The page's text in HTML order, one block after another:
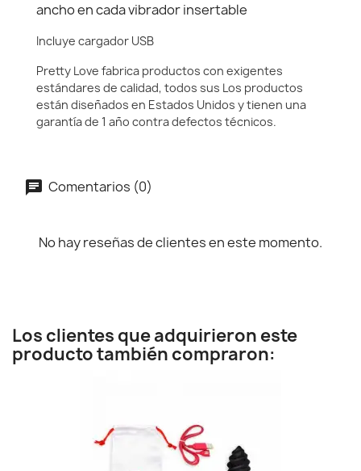
ancho en cada vibrador insertable
Incluye cargador USB
Pretty Love fabrica productos con exigentes
estándares de calidad, todos sus Los productos
están diseñados en Estados Unidos y tienen una
garantía de 1 año contra defectos técnicos.
Comentarios (0)
No hay reseñas de clientes en este momento.
Los clientes que adquirieron este
producto también compraron: